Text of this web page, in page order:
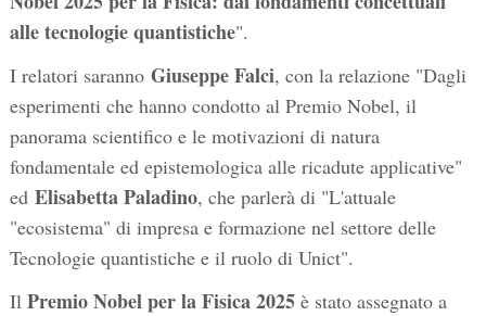
alle tecnologie quantistiche".
I relatori saranno Giuseppe Falci, con la relazione "Dagli
esperimenti che hanno condotto al Premio Nobel, il
panorama scientifico e le motivazioni di natura
fondamentale ed epistemologica alle ricadute applicative"
ed Elisabetta Paladino, che parlerà di "L'attuale
"ecosistema" di impresa e formazione nel settore delle
Tecnologie quantistiche e il ruolo di Unict".
Il Premio Nobel per la Fisica 2025è stato assegnato a